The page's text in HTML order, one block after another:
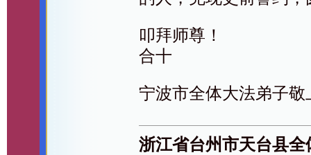
叩拜师尊！
合十
宁波市全体大法弟子敬
浙江省台州市天台县